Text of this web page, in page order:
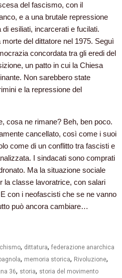
del fascismo, con il
e a una brutale repressione
esiliati, incarcerati e fucilati.
del dittatore nel 1975. Seguì
concordata tra gli eredi del
un patto in cui la Chiesa
Non sarebbero state
e la repressione del
cosa ne rimane? Beh, ben poco.
cancellato, così come i suoi
come di un conflitto tra fascisti e
I sindacati sono comprati
Ma la situazione sociale
la classe lavoratrice, con salari
con i neofascisti che se ne vanno
può ancora cambiare…
, dittatura,federazione anarchica
, memoria storica, Rivoluzione,
36, storia, storia del movimento